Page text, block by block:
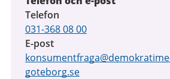
Telefon
031-368 08 00
E-post
goteborg.se